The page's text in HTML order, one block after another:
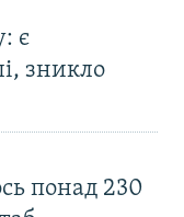
є
зникло
понад 230